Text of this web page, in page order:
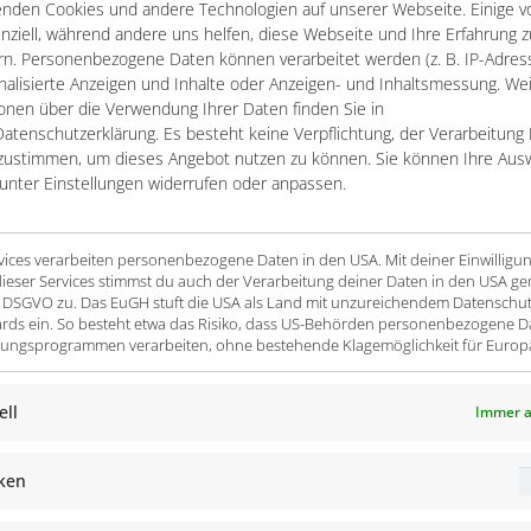
Cookies und andere Technologien auf unserer Webseite. Einige
während andere uns helfen, diese Webseite und Ihre Erfahrung
Personenbezogene Daten können verarbeitet werden (z. B. IP-
Anzeigen und Inhalte oder Anzeigen- und Inhaltsmessung.
über die Verwendung Ihrer Daten finden Sie in
Es besteht keine Verpflichtung, der Verarbeitung
um dieses Angebot nutzen zu können. Sie können Ihre
Einstellungen widerrufen oder anpassen.
verarbeiten personenbezogene Daten in den USA. Mit deiner
Services stimmst du auch der Verarbeitung deiner Daten in den USA
DSGVO zu. Das EuGH stuft die USA als Land mit unzureichendem
ein. So besteht etwa das Risiko, dass US-Behörden personenbezogene
verarbeiten, ohne bestehende Klagemöglichkeit für
Immer
folgende Faktoren gekennzeichnet: schnell wechselnde
Produkte. Kurze Lieferzeiten sind ein entscheidender
spezielles Datenmodell zur Speicherung aller relevanten
über spezifisch angepasste Lightning-Komponenten
Integration Frameworks konfiguriert, welches die
genauere Umsatzprognosen erstellen – egal ob
Lieferungen, Rechnungen und Umsatzprognosen